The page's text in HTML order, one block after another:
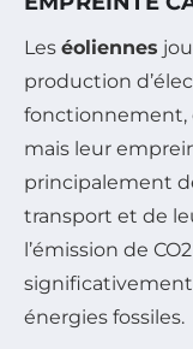
Les éoliennes
production
fonctionnement,
mais leur
principalement
transport et de
l’émission de
énergies fossiles.